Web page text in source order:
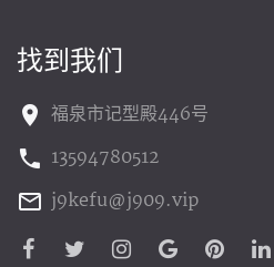
找到我们
福泉市记型殿446号
13594780512
j9kefu@j909.vip